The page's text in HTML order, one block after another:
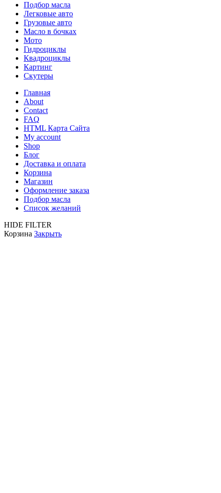
Подбор масла
Легковые авто
Грузовые авто
Масло в бочках
Мото
Гидроциклы
Квадроциклы
Картинг
Скутеры
Главная
About
Contact
FAQ
HTML Карта Сайта
My account
Shop
Блог
Доставка и оплата
Корзина
Магазин
Оформление заказа
Подбор масла
Список желаний
HIDE FILTER
Корзина Закрыть